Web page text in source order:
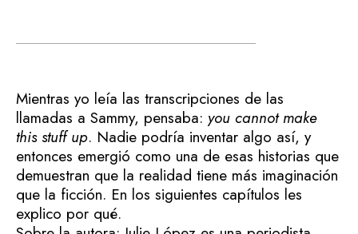
Mientras yo leía las transcripciones de las
llamadas a Sammy, pensaba: you cannot make
this stuff up. Nadie podría inventar algo así, y
entonces emergió como una de esas historias que
demuestran que la realidad tiene más imaginación
que la ficción. En los siguientes capítulos les
explico por qué.